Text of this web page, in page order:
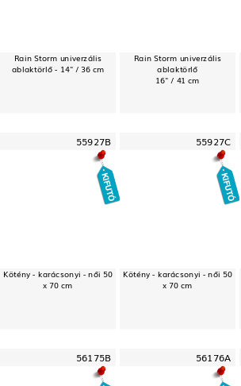
Rain Storm univerzális
ablaktörlő - 14" / 36 cm
Rain Storm univerzális
ablaktörlő
16" / 41 cm
55927B
Kötény - karácsonyi - női 50
x 70 cm
55927C
Kötény - karácsonyi - női 50
x 70 cm
56175B 56176A